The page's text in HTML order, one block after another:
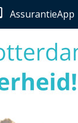
AssurantieApp